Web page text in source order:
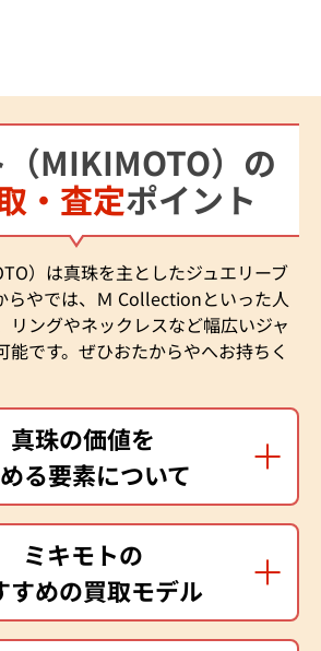
MIKIMOTO）の
・査定ポイント
）は真珠を主としたジュエリーブ
らやでは、Ｍ Collectionといった人
リングやネックレスなど幅広いジャ
能です。ぜひおたからやへお持ちく
真珠の価値を
る要素について
ミキモトの
すめの買取モデル